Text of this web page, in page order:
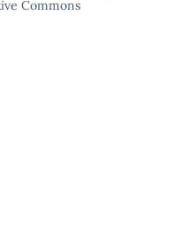
Commons